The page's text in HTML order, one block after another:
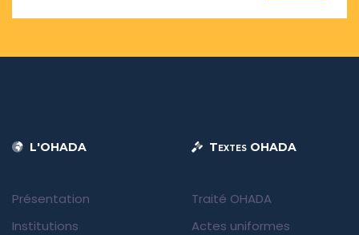
L'OHADA
Présentation
Institutions
Textes OHADA
Traité OHADA
Actes uniformes